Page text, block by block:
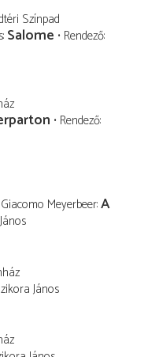
Színpad
Salome Rendező
Rendező
Meyerbeer A
János